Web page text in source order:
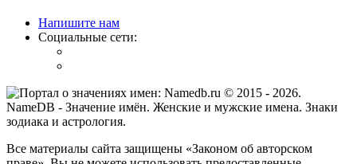
Напишите нам
Социальные сети:
© 2015 - 2026.
NameDB - Значение имён. Женские и мужские имена. Знаки
зодиака и астрология.
Все материалы сайта защищены «Законом об авторском